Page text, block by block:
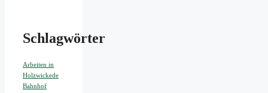
Schlagwörter
Arbeiten in
Holzwickede
Bahnhof